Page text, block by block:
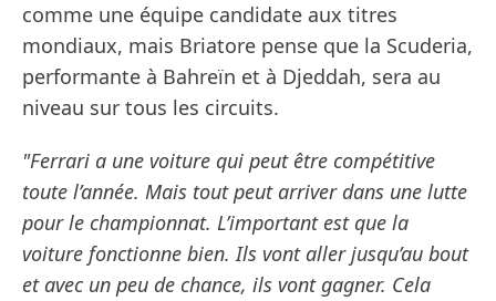
comme une équipe candidate aux titres
mondiaux, mais Briatore pense que la Scuderia,
performante à Bahreïn et à Djeddah, sera au
niveau sur tous les circuits.
"Ferrari a une voiture qui peut être compétitive
toute l’année. Mais tout peut arriver dans une lutte
pour le championnat. L’important est que la
voiture fonctionne bien. Ils vont aller jusqu’au bout
et avec un peu de chance, ils vont gagner. Cela